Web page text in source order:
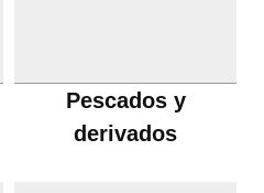
Pescados y
derivados